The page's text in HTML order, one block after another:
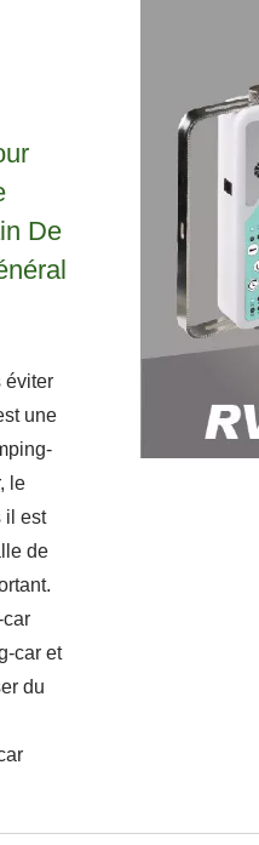
De
éviter
une
le
il est
de
car et
du